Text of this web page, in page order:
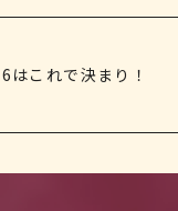
はこれで決まり！